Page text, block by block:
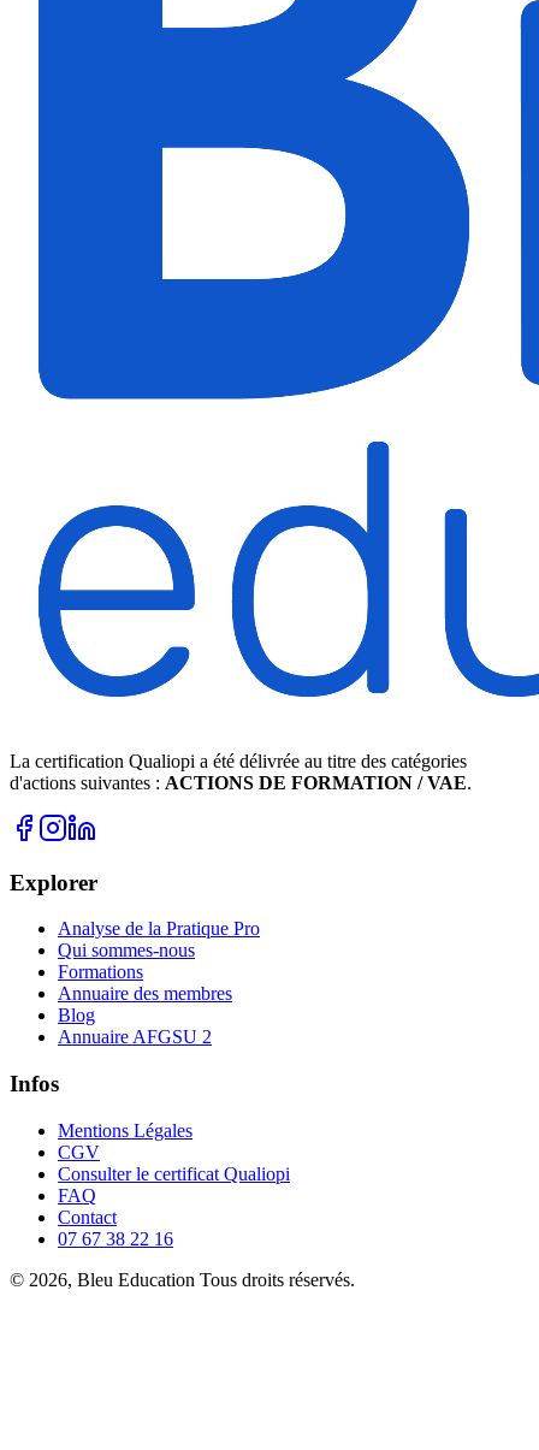
La certification Qualiopi a été délivrée au titre des catégories
d'actions suivantes : ACTIONS DE FORMATION / VAE.
Explorer
Analyse de la Pratique Pro
Qui sommes-nous
Formations
Annuaire des membres
Blog
Annuaire AFGSU 2
Infos
Mentions Légales
CGV
Consulter le certificat Qualiopi
FAQ
Contact
07 67 38 22 16
© 2026, Bleu Education Tous droits réservés.